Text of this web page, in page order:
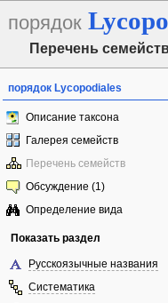
порядок
Перечень
порядок Lycopodiales
Описание таксона
Галерея семейств
Перечень семейств
Обсуждение (1)
Определение вида
Показать раздел
Русскоязычные названия
Систематика